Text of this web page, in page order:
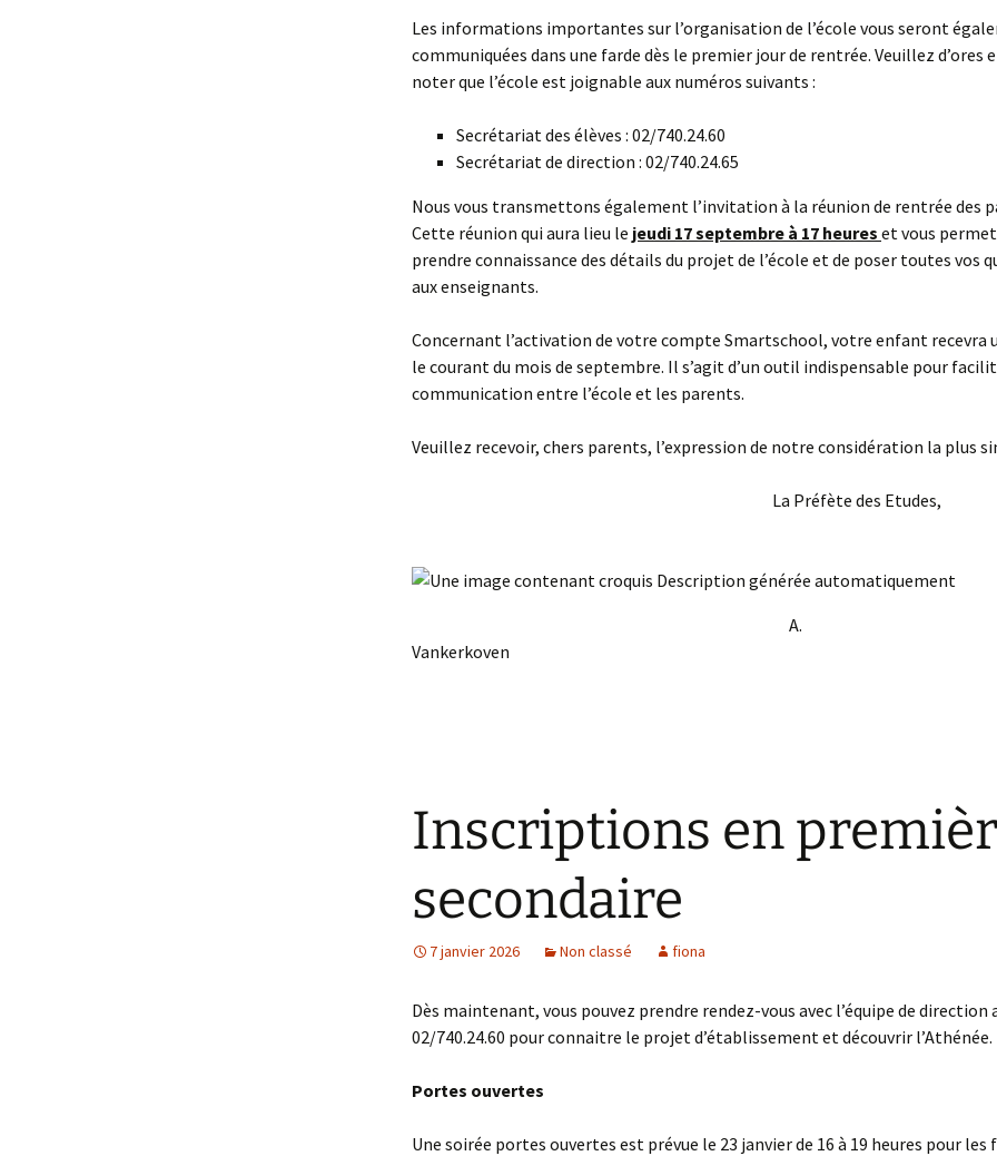
Les informations importantes sur l’organisation de l’école vous seront
communiquées dans une farde dès le premier jour de rentrée. Veuillez d’ores
noter que l’école est joignable aux numéros suivants :
Secrétariat des élèves : 02/740.24.60
Secrétariat de direction : 02/740.24.65
Nous vous transmettons également l’invitation à la réunion de rentrée des
Cette réunion qui aura lieu le jeudi 17 septembre à 17 heures et vous
prendre connaissance des détails du projet de l’école et de poser toutes vos
aux enseignants.
Concernant l’activation de votre compte Smartschool, votre enfant recevra
le courant du mois de septembre. Il s’agit d’un outil indispensable pour
communication entre l’école et les parents.
Veuillez recevoir, chers parents, l’expression de notre considération la plus
La Préfète des
A.
Vankerkoven
Inscriptions en
secondaire
7 janvier 2026 Non classé fiona
Dès maintenant, vous pouvez prendre rendez-vous avec l’équipe de direction
02/740.24.60 pour connaitre le projet d’établissement et découvrir l’Athénée.
Portes ouvertes
Une soirée portes ouvertes est prévue le 23 janvier de 16 à 19 heures pour les